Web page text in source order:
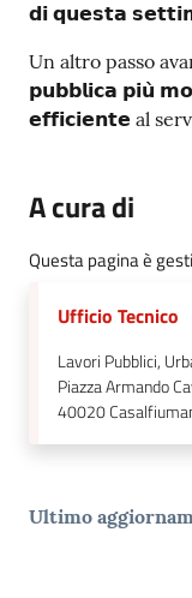
𝗱𝗶 𝗾𝘂𝗲𝘀𝘁𝗮
Un altro passo
𝗽𝘂𝗯𝗯𝗹𝗶𝗰𝗮 𝗽𝗶𝘂̀
𝗲𝗳𝗳𝗶𝗰𝗶𝗲𝗻𝘁𝗲 al
A cura di
Questa pagina è
Ufficio Tecnico
Lavori Pubblici,
Piazza Armando
40020
Ultimo